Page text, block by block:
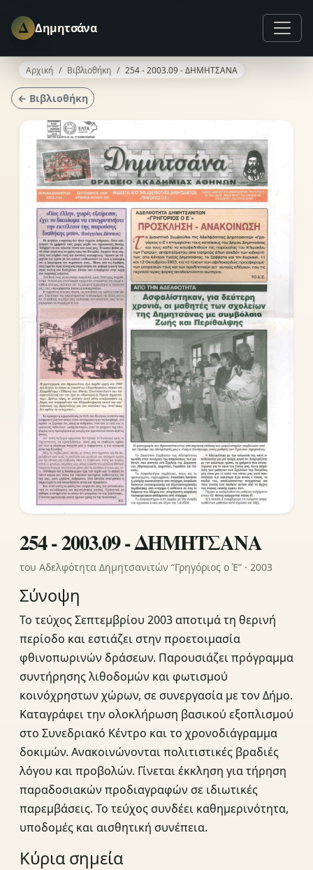
Δ Δημητσάνα
Αρχική Βιβλιοθήκη 254 - 2003.09 - ΔΗΜΗΤΣΑΝΑ
← Βιβλιοθήκη
254 - 2003.09 - ΔΗΜΗΤΣΑΝΑ
του Αδελφότητα Δημητσανιτών “Γρηγόριος ο Έ” · 2003
Σύνοψη
Το τεύχος Σεπτεμβρίου 2003 αποτιμά τη θερινή
περίοδο και εστιάζει στην προετοιμασία
φθινοπωρινών δράσεων. Παρουσιάζει πρόγραμμα
συντήρησης λιθοδομών και φωτισμού
κοινόχρηστων χώρων, σε συνεργασία με τον Δήμο.
Καταγράφει την ολοκλήρωση βασικού εξοπλισμού
στο Συνεδριακό Κέντρο και το χρονοδιάγραμμα
δοκιμών. Ανακοινώνονται πολιτιστικές βραδιές
λόγου και προβολών. Γίνεται έκκληση για τήρηση
παραδοσιακών προδιαγραφών σε ιδιωτικές
παρεμβάσεις. Το τεύχος συνδέει καθημερινότητα,
υποδομές και αισθητική συνέπεια.
Κύρια σημεία